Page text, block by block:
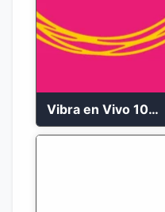
Vibra en Vivo 104.9 FM Bogotá